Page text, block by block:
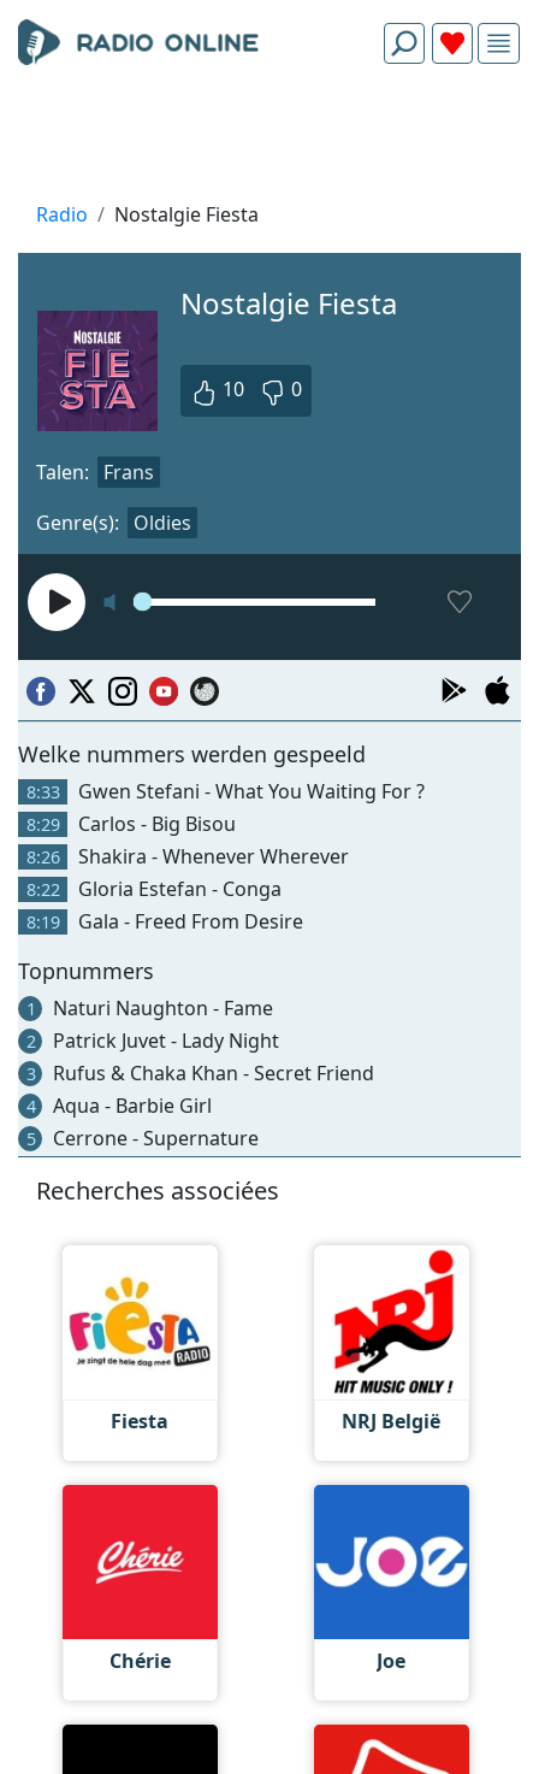
Radio Nostalgie Fiesta
Nostalgie Fiesta
10 0
Genre(s): Oldies
Talen: Frans
Welke nummers werden gespeeld
8:33 Gwen Stefani - What You Waiting For ?
8:29 Carlos - Big Bisou
8:26 Shakira - Whenever Wherever
8:22 Gloria Estefan - Conga
8:19 Gala - Freed From Desire
Topnummers
1 Naturi Naughton - Fame
2 Patrick Juvet - Lady Night
3 Rufus & Chaka Khan - Secret Friend
4 Aqua - Barbie Girl
5 Cerrone - Supernature
Recherches associées
Fiesta NRJ België
Chérie Joe